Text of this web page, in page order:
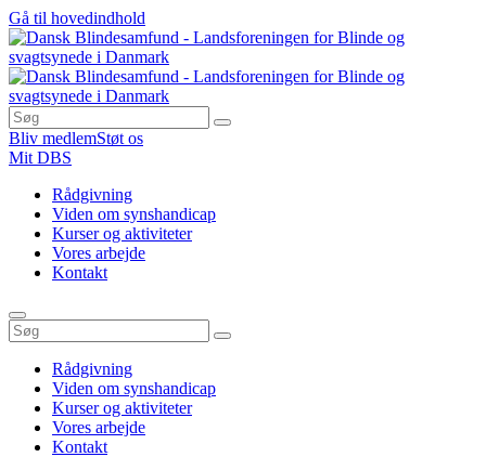
Gå til hovedindhold
Bliv medlemStøt os
Mit DBS
Rådgivning
Viden om synshandicap
Kurser og aktiviteter
Vores arbejde
Kontakt
Rådgivning
Viden om synshandicap
Kurser og aktiviteter
Vores arbejde
Kontakt